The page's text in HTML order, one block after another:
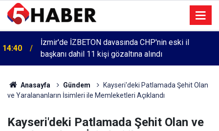
14:40
İzmir'de İZBETON davasında CHP'nin eski il
başkanı dahil 11 kişi gözaltına alındı
Anasayfa Gündem
Kayseri'deki Patlamada Şehit Olan
ve Yaralananların İsimleri ile Memleketleri Açıklandı
Kayseri'deki Patlamada Şehit Olan ve